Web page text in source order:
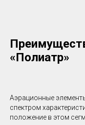
«Полиатр»
Аэрационные
спектром
положение в этом